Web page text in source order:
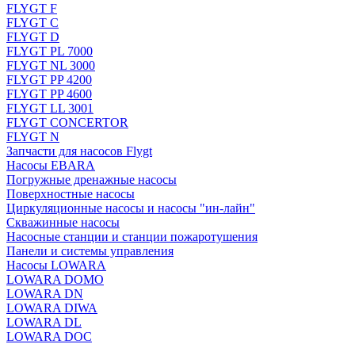
FLYGT F
FLYGT C
FLYGT D
FLYGT PL 7000
FLYGT NL 3000
FLYGT PP 4200
FLYGT PP 4600
FLYGT LL 3001
FLYGT CONCERTOR
FLYGT N
Запчасти для насосов Flygt
Насосы EBARA
Погружные дренажные насосы
Поверхностные насосы
Циркуляционные насосы и насосы "ин-лайн"
Скважинные насосы
Насосные станции и станции пожаротушения
Панели и системы управления
Насосы LOWARA
LOWARA DOMO
LOWARA DN
LOWARA DIWA
LOWARA DL
LOWARA DOC